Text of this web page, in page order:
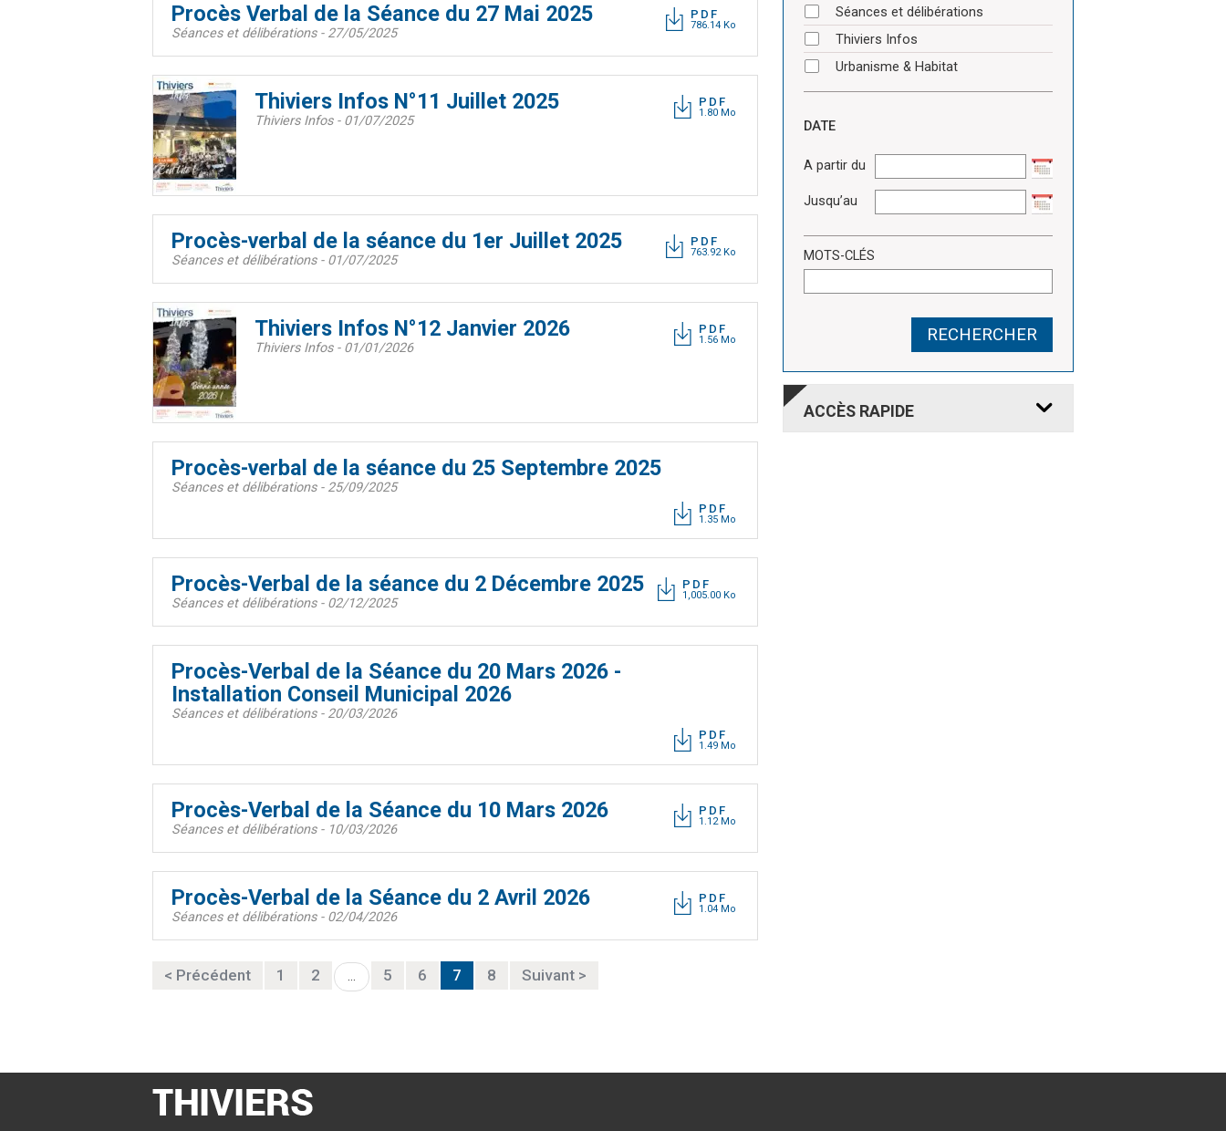
Procès Verbal de la Séance du 27 Mai 2025
Séances et délibérations - 27/05/2025
PDF
786.14 Ko
Thiviers Infos N°11 Juillet 2025
Thiviers Infos - 01/07/2025
PDF
1.80 Mo
Procès-verbal de la séance du 1er Juillet 2025
Séances et délibérations - 01/07/2025
PDF
763.92 Ko
Thiviers Infos N°12 Janvier 2026
Thiviers Infos - 01/01/2026
PDF
1.56 Mo
Procès-verbal de la séance du 25 Septembre 2025
Séances et délibérations - 25/09/2025
PDF
1.35 Mo
Procès-Verbal de la séance du 2 Décembre 2025
Séances et délibérations - 02/12/2025
PDF
1,005.00 Ko
Procès-Verbal de la Séance du 20 Mars 2026 -
Installation Conseil Municipal 2026
Séances et délibérations - 20/03/2026
PDF
1.49 Mo
Procès-Verbal de la Séance du 10 Mars 2026
Séances et délibérations - 10/03/2026
PDF
1.12 Mo
Procès-Verbal de la Séance du 2 Avril 2026
Séances et délibérations - 02/04/2026
PDF
1.04 Mo
< Précédent 1 2 ... 5 6 7 8 Suivant >
Séances et délibérations
Thiviers Infos
Urbanisme & Habitat
DATE
A partir du
Jusqu’au
MOTS-CLÉS
RECHERCHER
ACCÈS RAPIDE